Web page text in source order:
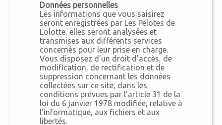
Données personnelles
Les informations que vous saisirez
seront enregistrées par Les Pelotes de
Lolotte, elles seront analysées et
transmises aux différents services
concernés pour leur prise en charge.
Vous disposez d'un droit d'accès, de
modification, de rectification et de
suppression concernant les données
collectées sur ce site, dans les
conditions prévues par l'article 31 de la
loi du 6 janvier 1978 modifiée, relative à
l'informatique, aux fichiers et aux
libertés.